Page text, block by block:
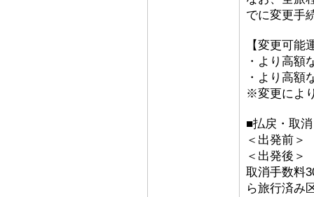
でに変更手
【変更可能
・より高額
・より高額
※変更によ
■払戻・取
＜出発前＞
＜出発後＞
取消手数料
ら旅行済み